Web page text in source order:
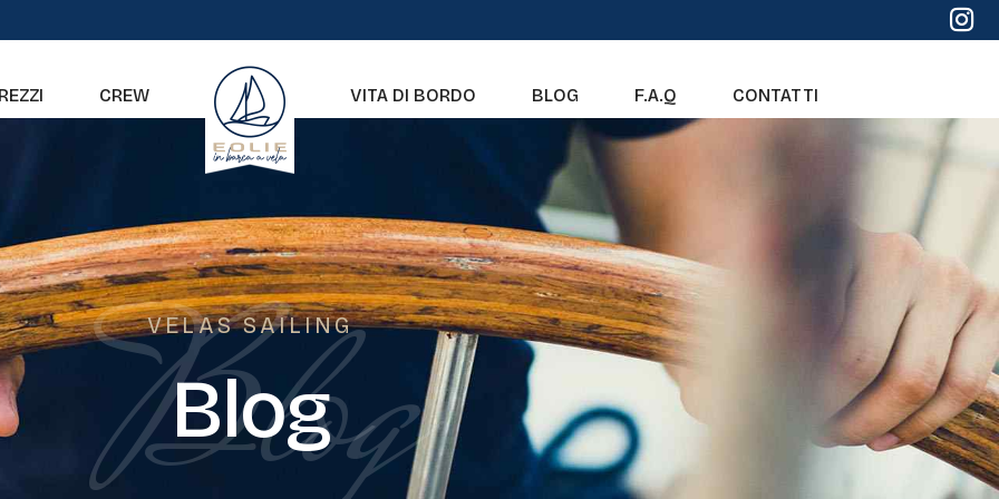
CREW VITA DI BORDO BLOG F.A.Q CONTATTI
Blog
VELAS SAILING
Blog